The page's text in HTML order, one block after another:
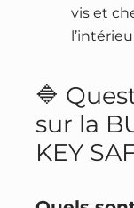
vis et
🔷
sur la
KEY